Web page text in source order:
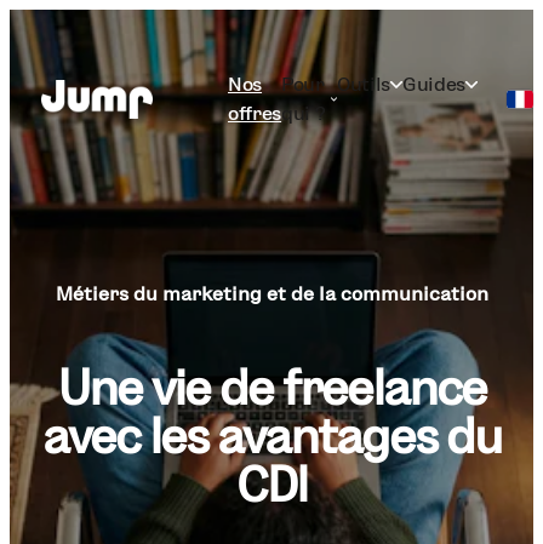
Nos
offres
Pour
qui ?
Outils Guides
Français
English
Métiers du marketing et de la communication
Une vie de freelance
avec les avantages du
CDI